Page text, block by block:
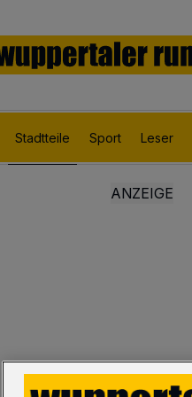
Stadtteile Sport Leser